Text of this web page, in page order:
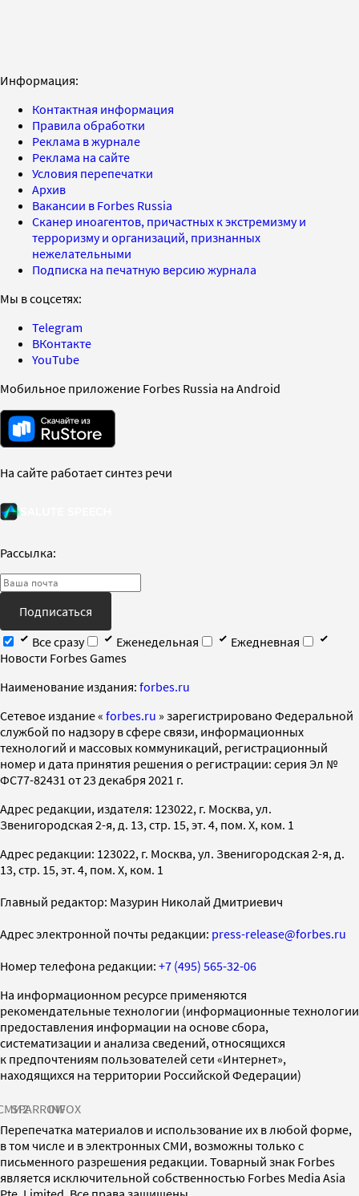
Информация:
Контактная информация
Правила обработки
Реклама в журнале
Реклама на сайте
Условия перепечатки
Архив
Вакансии в Forbes Russia
Сканер иноагентов, причастных к экстремизму и
терроризму и организаций, признанных
нежелательными
Подписка на печатную версию журнала
Мы в соцсетях:
Telegram
ВКонтакте
YouTube
Мобильное приложение Forbes Russia на Android
На сайте работает синтез речи
Рассылка:
Подписаться
Все сразу
Еженедельная
Ежедневная
Новости Forbes Games
Наименование издания: forbes.ru
Cетевое издание « forbes.ru » зарегистрировано Федеральной
службой по надзору в сфере связи, информационных
технологий и массовых коммуникаций, регистрационный
номер и дата принятия решения о регистрации: серия Эл №
ФС77-82431 от 23 декабря 2021 г.
Адрес редакции, издателя: 123022, г. Москва, ул.
Звенигородская 2-я, д. 13, стр. 15, эт. 4, пом. X, ком. 1
Адрес редакции: 123022, г. Москва, ул. Звенигородская 2-я, д.
13, стр. 15, эт. 4, пом. X, ком. 1
Главный редактор: Мазурин Николай Дмитриевич
Адрес электронной почты редакции: press-release@forbes.ru
Номер телефона редакции: +7 (495) 565-32-06
На информационном ресурсе применяются
рекомендательные технологии (информационные технологии
предоставления информации на основе сбора,
систематизации и анализа сведений, относящихся
к предпочтениям пользователей сети «Интернет»,
находящихся на территории Российской Федерации)
SPARROWINFOX
Перепечатка материалов и использование их в любой форме,
в том числе и в электронных СМИ, возможны только с
письменного разрешения редакции. Товарный знак Forbes
является исключительной собственностью Forbes Media Asia